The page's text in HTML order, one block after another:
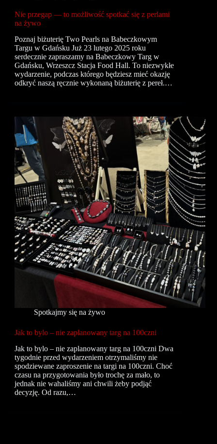
Nie przegap — to możliwość spotkać się z perlami
na żywo
Poznaj biżuterię Two Pearls na Babeczkowym
Targu w Gdańsku Już 23 lutego 2025 roku
serdecznie zapraszamy na Babeczkowy Targ w
Gdańsku, Wrzeszcz Stacja Food Hall. To niezwykłe
wydarzenie, podczas którego będziesz mieć okazję
odkryć naszą ręcznie wykonaną biżuterię z pereł.…
Spotkajmy się na żywo
Jak to bylo – nie zaplanowany targ na 100czni
Jak to bylo – nie zaplanowany targ na 100czni Dwa
tygodnie przed wydarzeniem otrzymaliśmy nie
spodziewane zaproszenie na targi na 100czni. Choć
czasu na przygotowania było trochę za mało, to
jednak nie wahaliśmy ani chwili żeby podjąć
decyzję. Od razu,…